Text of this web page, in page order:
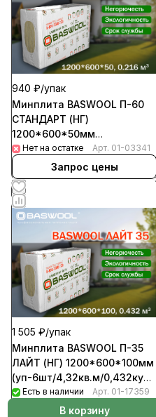
940 ₽/упак
Минплита BASWOOL П-60
СТАНДАРТ (НГ)
1200*600*50мм
(уп-6шт/4,32кв.м/
(32уп/пал)
Нет на остатке Арт. 01-03341
Запрос цены
1 505 ₽/упак
Минплита BASWOOL П-35
ЛАЙТ (НГ) 1200*600*100мм
(уп-6шт/4,32кв.м/
(16уп/пал)
Есть в наличии Арт. 01-17359
В корзину